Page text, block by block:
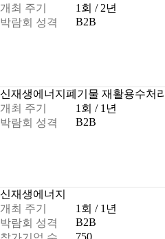
개최 주기
1회 / 2년
박람회 성격
B2B
신재생에너지폐기물 재활용수처리
개최 주기
1회 / 1년
박람회 성격
B2B
신재생에너지
개최 주기
1회 / 1년
박람회 성격
B2B
750